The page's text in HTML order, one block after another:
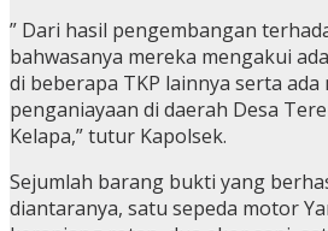
” Dari hasil pengembangan
bahwasanya mereka mengakui
di beberapa TKP lainnya serta ada
penganiayaan di daerah Desa
Kelapa,” tutur Kapolsek.
Sejumlah barang bukti yang
diantaranya, satu sepeda motor